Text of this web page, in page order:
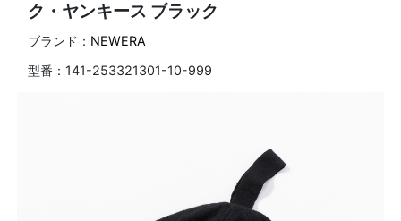
ク・ヤンキース ブラック
ブランド： NEWERA
型番： 141-253321301-10-999